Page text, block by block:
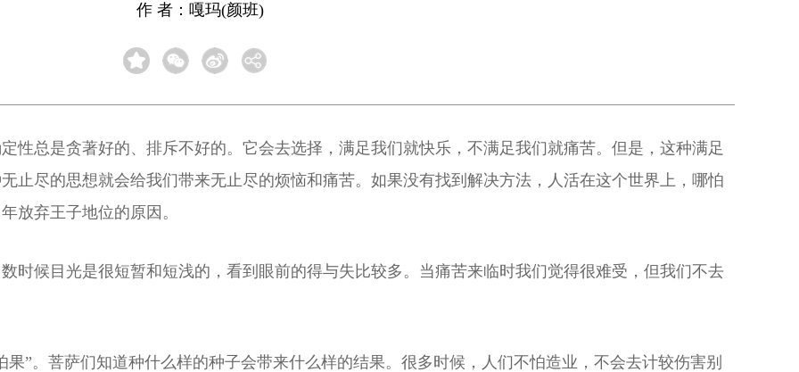
作 者：嘎玛(颜班)
性总是贪著好的、排斥不好的。它会去选择，满足我们就快乐，不满足我们就痛苦。但是，这种满足
止尽的思想就会给我们带来无止尽的烦恼和痛苦。如果没有找到解决方法，人活在这个世界上，哪怕
放弃王子地位的原因。
时候目光是很短暂和短浅的，看到眼前的得与失比较多。当痛苦来临时我们觉得很难受，但我们不去
”。菩萨们知道种什么样的种子会带来什么样的结果。很多时候，人们不怕造业，不会去计较伤害别